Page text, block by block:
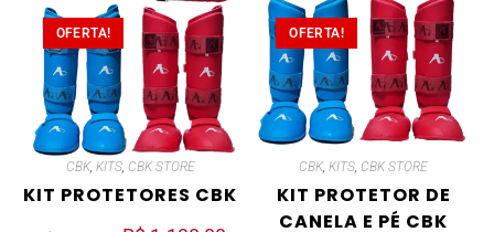
OFERTA!
CBK, KITS, CBK STORE
KIT PROTETORES CBK
OFERTA!
CBK,KITS, CBK STORE
KIT PROTETOR DE
CANELA E PÉ CBK